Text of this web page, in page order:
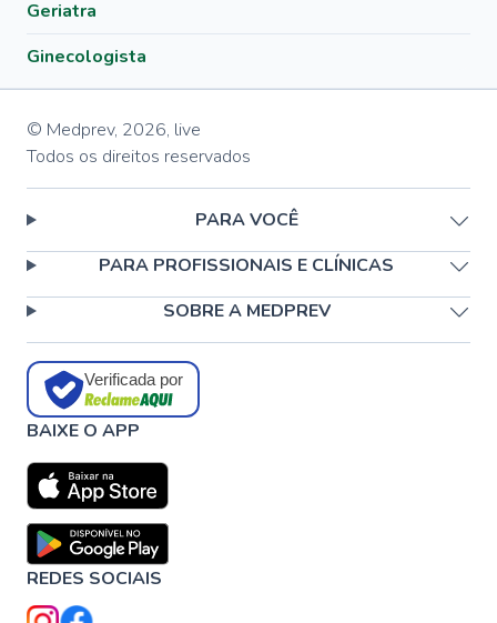
Geriatra
Ginecologista
© Medprev, 2026, live
Todos os direitos reservados
PARA VOCÊ
PARA PROFISSIONAIS E CLÍNICAS
SOBRE A MEDPREV
Verificada por
BAIXE O APP
REDES SOCIAIS